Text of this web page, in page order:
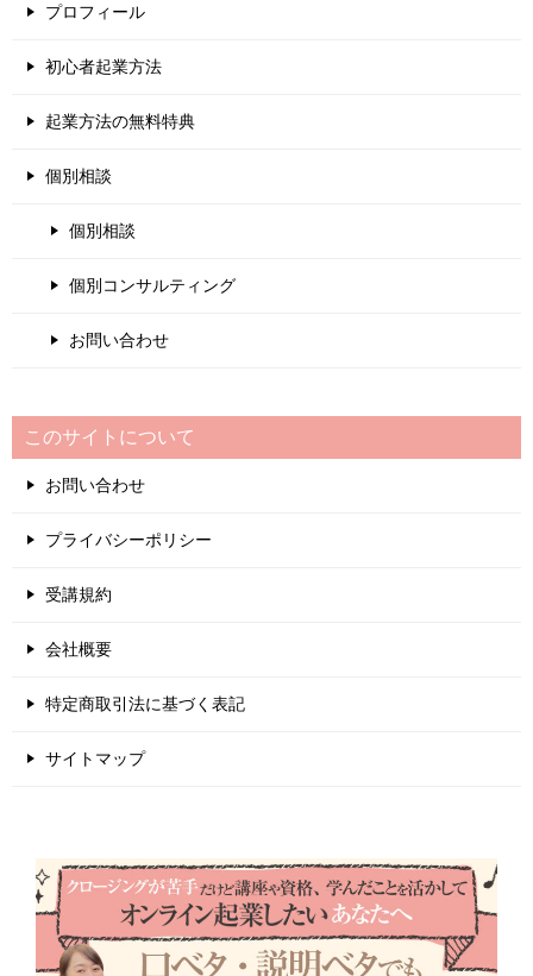
プロフィール
初心者起業方法
起業方法の無料特典
個別相談
個別相談
個別コンサルティング
お問い合わせ
このサイトについて
お問い合わせ
プライバシーポリシー
受講規約
会社概要
特定商取引法に基づく表記
サイトマップ